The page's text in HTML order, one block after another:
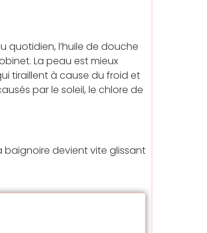
quotidien, l’huile de douche
La peau est mieux
tiraillent à cause du froid et
par le soleil, le chlore de
baignoire devient vite glissant